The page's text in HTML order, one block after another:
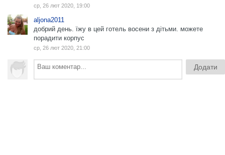
ср, 26 лют 2020, 19:00
aljona2011
добрий день. їжу в цей готель восени з дітьми. можете
порадити корпус
ср, 26 лют 2020, 21:00